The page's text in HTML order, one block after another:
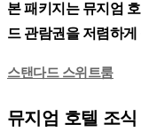
본 패키지는 뮤지엄
드 관람권을 저렴하
스탠다드 스위트룸
뮤지엄 호텔 조